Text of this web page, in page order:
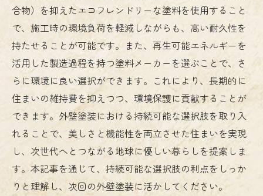
合物）を抑えたエコフレンドリーな塗料を使用すること
で、施工時の環境負荷を軽減しながらも、高い耐久性を
持たせることが可能です。また、再生可能エネルギーを
活用した製造過程を持つ塗料メーカーを選ぶことで、さ
らに環境に良い選択ができます。これにより、長期的に
住まいの維持費を抑えつつ、環境保護に貢献することが
できます。外壁塗装における持続可能な選択肢を取り入
れることで、美しさと機能性を両立させた住まいを実現
し、次世代へとつながる地球に優しい暮らしを提案しま
す。本記事を通じて、持続可能な選択肢の利点をしっか
りと理解し、次回の外壁塗装に活かしてください。